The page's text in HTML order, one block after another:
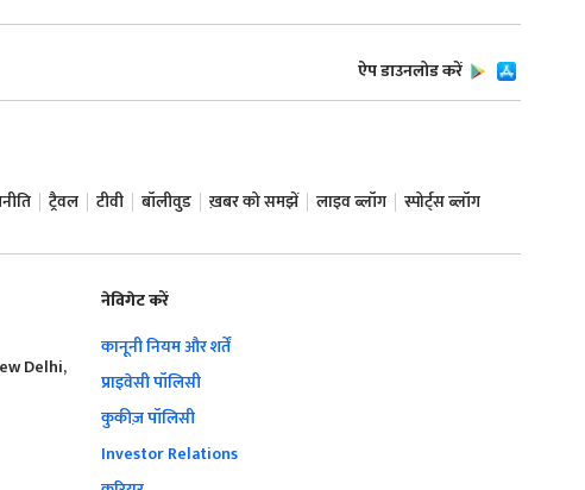
ऐप डाउनलोड करें
ट्रैवल टीवी बॉलीवुड ख़बर को समझें लाइव ब्लॉग स्पोर्ट्स ब्लॉग
Delhi,
नेविगेट करें
कानूनी नियम और शर्तें
प्राइवेसी पॉलिसी
कुकीज़ पॉलिसी
Investor Relations